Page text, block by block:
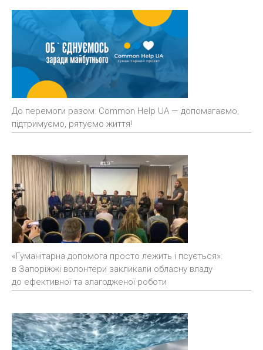
До перемоги разом: Common Help UA — допомагаємо,
підтримуємо, рятуємо життя!
«Гуманітарна допомога просто лежить і псується»:
в Запоріжжі волонтери закликали обласну владу
до ефективної та злагодженої роботи